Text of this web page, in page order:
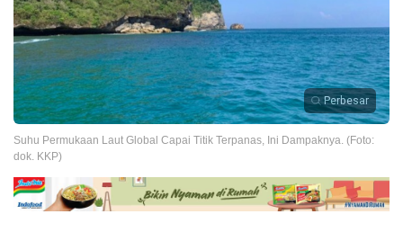
Perbesar
Suhu Permukaan Laut Global Capai Titik Terpanas, Ini Dampaknya. (Foto:
dok. KKP)